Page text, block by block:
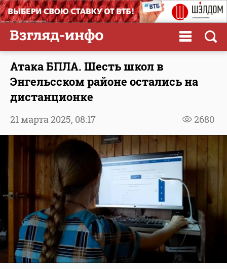
Атака БПЛА. Шесть школ в
Энгельсском районе остались на
дистанционке
2680
21 марта 2025, 08:17